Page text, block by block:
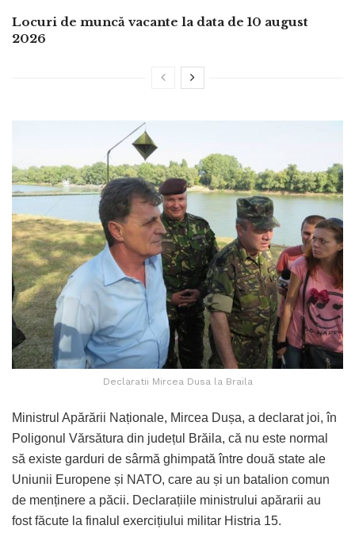
Locuri de muncă vacante la data de 10 august
2026
Declaratii Mircea Dusa la Braila
Ministrul Apărării Naționale, Mircea Dușa, a declarat joi, în
Poligonul Vărsătura din județul Brăila, că nu este normal
să existe garduri de sârmă ghimpată între două state ale
Uniunii Europene și NATO, care au și un batalion comun
de menținere a păcii. Declarațiile ministrului apărarii au
fost făcute la finalul exercițiului militar Histria 15.